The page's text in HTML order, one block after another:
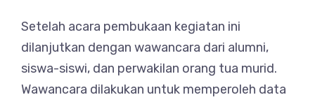
Setelah acara pembukaan kegiatan ini
dilanjutkan dengan wawancara dari alumni,
siswa-siswi, dan perwakilan orang tua murid.
Wawancara dilakukan untuk memperoleh data